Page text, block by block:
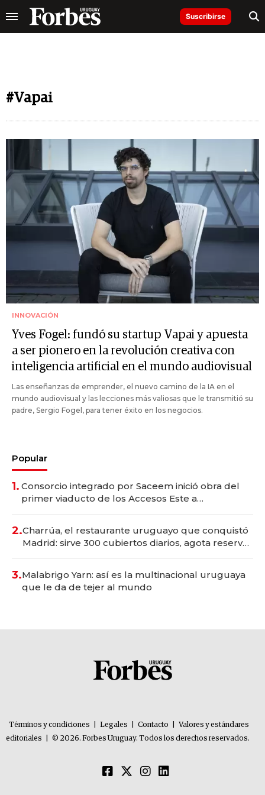
Suscribirse
#Vapai
INNOVACIÓN
Yves Fogel: fundó su startup Vapai y apuesta
a ser pionero en la revolución creativa con
inteligencia artificial en el mundo audiovisual
Las enseñanzas de emprender, el nuevo camino de la IA en el
mundo audiovisual y las lecciones más valiosas que le transmitió su
padre, Sergio Fogel, para tener éxito en los negocios.
Popular
1. Consorcio integrado por Saceem inició obra del
primer viaducto de los Accesos Este a
2.Charrúa, el restaurante uruguayo que conquistó
Madrid: sirve 300 cubiertos diarios, agota reservas
3.Malabrigo Yarn: así es la multinacional uruguaya
que le da de tejer al mundo
Términos y condiciones Legales Contacto
Valores y estándares
editoriales
© 2026. Forbes Uruguay. Todos los derechos reservados.